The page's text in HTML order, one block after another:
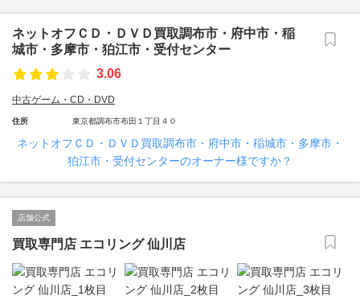
ネットオフＣＤ・ＤＶＤ買取調布市・府中市・稲
城市・多摩市・狛江市・受付センター
3.06
中古ゲーム・CD・DVD
住所 東京都調布市布田１丁目４０
ネットオフＣＤ・ＤＶＤ買取調布市・府中市・稲城市・多摩市・
狛江市・受付センターのオーナー様ですか？
店舗公式
買取専門店 エコリング 仙川店